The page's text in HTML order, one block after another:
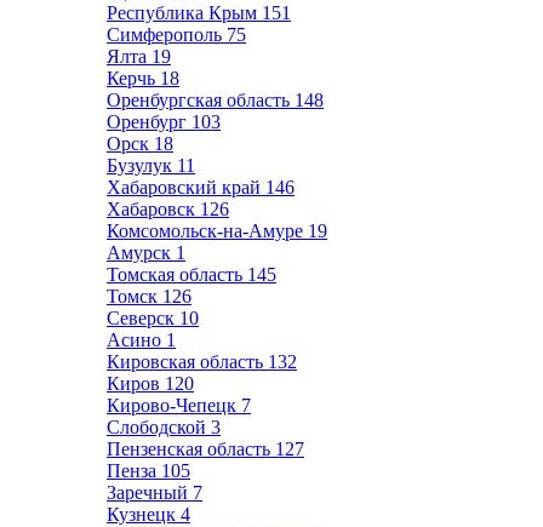
Республика Крым 151
Симферополь 75
Ялта 19
Керчь 18
Оренбургская область 148
Оренбург 103
Орск 18
Бузулук 11
Хабаровский край 146
Хабаровск 126
Комсомольск-на-Амуре 19
Амурск 1
Томская область 145
Томск 126
Северск 10
Асино 1
Кировская область 132
Киров 120
Кирово-Чепецк 7
Слободской 3
Пензенская область 127
Пенза 105
Заречный 7
Кузнецк 4